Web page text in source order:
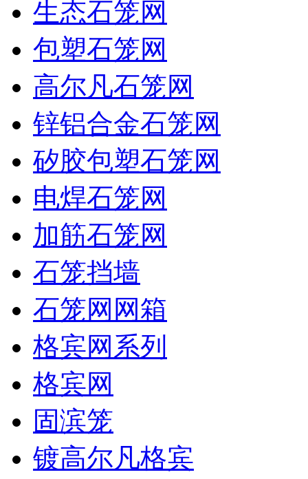
生态石笼网
包塑石笼网
高尔凡石笼网
锌铝合金石笼网
矽胶包塑石笼网
电焊石笼网
加筋石笼网
石笼挡墙
石笼网网箱
格宾网系列
格宾网
固滨笼
镀高尔凡格宾